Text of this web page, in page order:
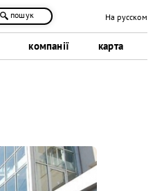
компанії карта
пошук На русском